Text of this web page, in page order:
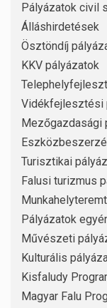
Pályázatok civil
Álláshirdetések
Ösztöndíj
KKV pályázatok
Vidékfejlesztési
Mezőgazdasági
Turisztikai
Falusi turizmus
Pályázatok
Művészeti
Kulturális
Kisfaludy
Magyar Falu